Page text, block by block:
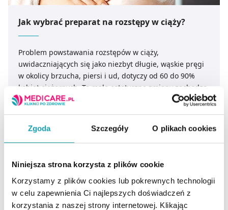
Zgoda Szczegóły O plikach cookies
Niniejsza strona korzysta z plików cookie
Korzystamy z plików cookies lub pokrewnych technologii
w celu zapewnienia Ci najlepszych doświadczeń z
korzystania z naszej strony internetowej. Klikając
Jak wybrać preparat na rozstępy w ciąży?
Problem powstawania rozstępów w ciąży,
uwidaczniających się jako niezbyt długie, wąskie pręgi
w okolicy brzucha, piersi i ud, dotyczy od 60 do 90%
kobiet ciężarnych. Te mało estetyczne zmiany zachodzą
w warstwie właściwej skóry, więc są bardzo trudne do
zapobiegający ich powstawaniu. Dzięki odpowiedniej
pielęgnacji, aktywności fizycznej i diecie przyszłe mamy
będę mogły cieszyć się pięknym ciałem po już w kilka
CZYTAJ DALEJ